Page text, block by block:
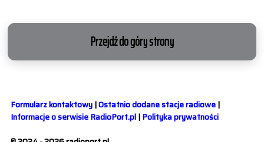
Przejdź do góry strony
Formularz kontaktowy|Ostatnio dodane stacje radiowe|
Informacje o serwisie RadioPort.pl|Polityka prywatności